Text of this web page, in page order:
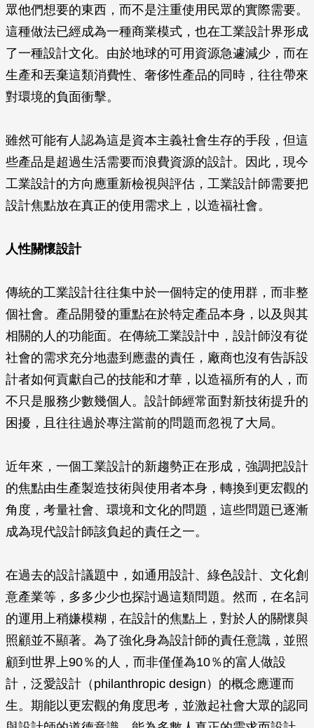
眾他們想要的東西，而不是注重使用民眾的實際需要。
這種做法已經成為一種商業模式，也在工業設計界形成
了一種設計文化。由於地球的可用資源急遽減少，而在
生產和丟棄這類消費性、奢侈性產品的同時，往往帶來
對環境的負面衝擊。
雖然可能有人認為這是資本主義社會生存的手段，但這
些產品是超過生活需要而浪費資源的設計。因此，現今
工業設計的方向應重新檢視與評估，工業設計師需要把
設計焦點放在真正的使用需求上，以造福社會。
人性關懷設計
傳統的工業設計往往集中於一個特定的使用群，而非整
個社會。產品開發的重點在於特定產品本身，以及與其
相關的人的功能面。在傳統工業設計中，設計師沒有從
社會的需求充分地盡到應盡的責任，廠商也沒有告訴設
計者如何貢獻自己的技能和才華，以造福所有的人，而
不只是服務少數幾個人。設計師經常面對新技術提升的
困擾，且往往過於專注當前的問題而忽視了大局。
近年來，一個工業設計的新趨勢正在形成，強調把設計
的焦點由生產製造技術與使用者本身，轉換到更宏觀的
角度，考量社會、環境和文化的問題，這些問題已逐漸
成為現代設計師該負起的責任之一。
在過去的設計議題中，如通用設計、綠色設計、文化創
意產業等，多多少少也探討過這類問題。然而，在名詞
的運用上稍嫌模糊，在設計的焦點上，對於人的關懷與
照顧並不顯著。為了強化身為設計師的責任意識，並照
顧到世界上90％的人，而非僅僅為10％的富人做設
計，泛愛設計（philanthropic design）的概念應運而
生。期能以更宏觀的角度思考，並激起社會大眾的認同